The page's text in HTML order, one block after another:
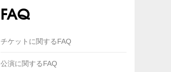
FAQ
チケットに関するFAQ
公演に関するFAQ